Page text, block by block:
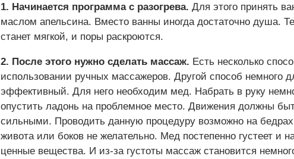
1. Начинается программа с разогрева. Для этого принять
маслом апельсина. Вместо ванны иногда достаточно душа.
станет мягкой, и поры раскроются.
2. После этого нужно сделать массаж. Есть несколько
использовании ручных массажеров. Другой способ немного
эффективный. Для него необходим мед. Набрать в руку
опустить ладонь на проблемное место. Движения должны
сильными. Проводить данную процедуру возможно на
живота или боков не желательно. Мед постепенно густеет и
ценные вещества. И из-за густоты массаж становится